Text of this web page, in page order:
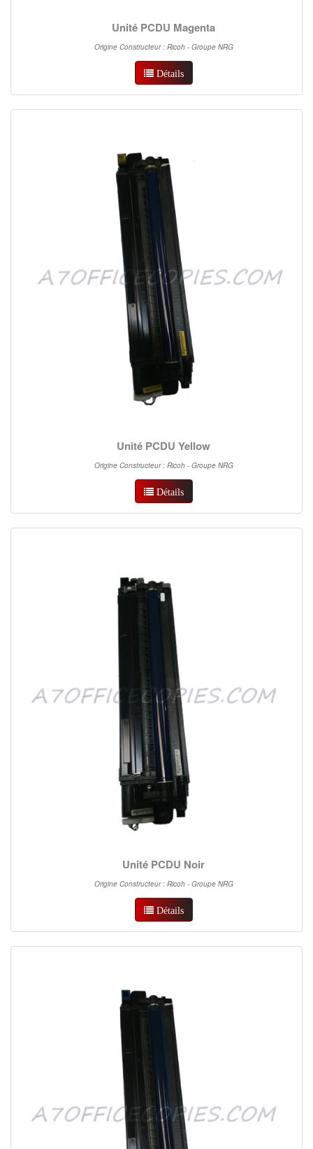
Unité PCDU Magenta
Origine Constructeur : Ricoh - Groupe NRG
Détails
Unité PCDU Yellow
Origine Constructeur : Ricoh - Groupe NRG
Détails
Unité PCDU Noir
Origine Constructeur : Ricoh - Groupe NRG
Détails